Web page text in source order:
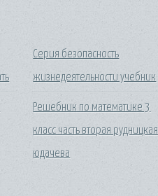
Серия безопасность
жизнедеятельности учебник
Решебник по математике 3
класс часть вторая рудницкая
юдачева